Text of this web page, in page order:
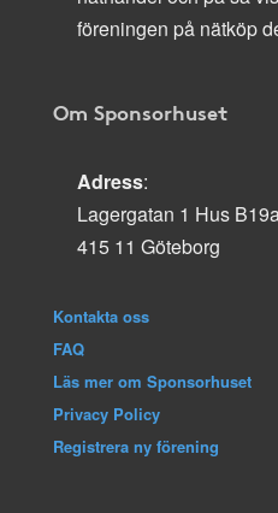
föreningen på nätköp
Om Sponsorhuset
Adress:
Lagergatan 1 Hus
415 11 Göteborg
Kontakta oss
FAQ
Läs mer om Sponsorhuset
Privacy Policy
Registrera ny förening